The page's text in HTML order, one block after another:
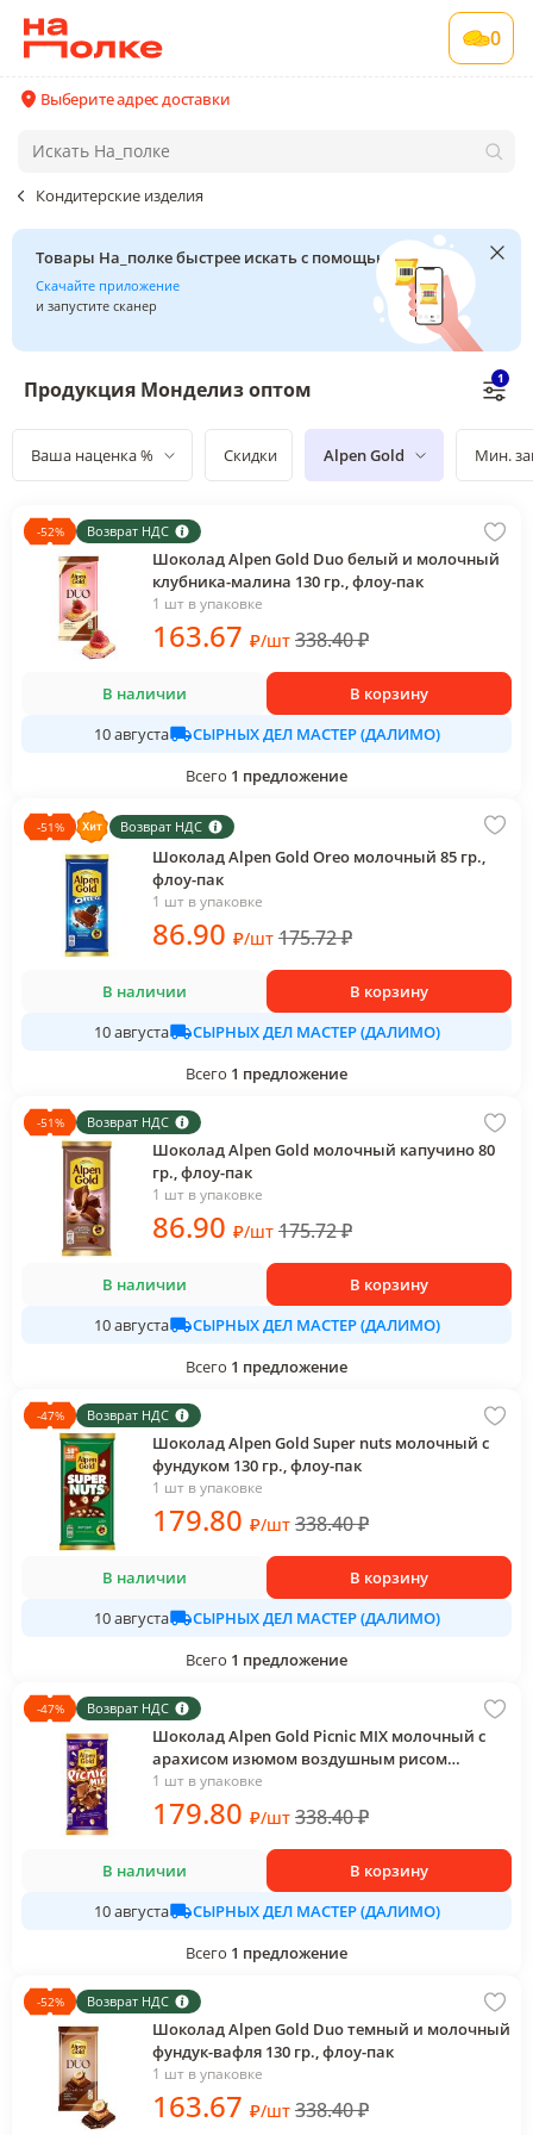
0
Выберите адрес доставки
Кондитерские изделия
Товары На_полке быстрее искать с помощью сканера
Скачайте приложение
и запустите сканер
Продукция Монделиз оптом 1
Ваша наценка % Скидки Alpen Gold Мин.
-52% Возврат НДС
Шоколад Alpen Gold Duo белый и молочный
клубника-малина 130 гр., флоу-пак
1 шт в упаковке
163.67 ₽/шт 338.40₽
В наличии
В корзину
10 августа
СЫРНЫХ ДЕЛ МАСТЕР (ДАЛИМО)
Всего 1 предложение
-51% Возврат НДС
Шоколад Alpen Gold Oreo молочный 85 гр.,
флоу-пак
1 шт в упаковке
86.90 ₽/шт 175.72₽
В наличии
В корзину
10 августа
СЫРНЫХ ДЕЛ МАСТЕР (ДАЛИМО)
Всего 1 предложение
-51% Возврат НДС
Шоколад Alpen Gold молочный капучино 80
гр., флоу-пак
1 шт в упаковке
86.90 ₽/шт 175.72₽
В наличии
В корзину
10 августа
СЫРНЫХ ДЕЛ МАСТЕР (ДАЛИМО)
Всего 1 предложение
-47% Возврат НДС
Шоколад Alpen Gold Super nuts молочный с
фундуком 130 гр., флоу-пак
1 шт в упаковке
179.80 ₽/шт 338.40₽
В наличии
В корзину
10 августа
СЫРНЫХ ДЕЛ МАСТЕР (ДАЛИМО)
Всего 1 предложение
-47% Возврат НДС
Шоколад Alpen Gold Picnic MIX молочный c
арахисом изюмом воздушным рисом
кусочками карамели и вафельной крошкой
130 гр., флоу-пак
1 шт в упаковке
179.80 ₽/шт 338.40₽
В наличии
В корзину
10 августа
СЫРНЫХ ДЕЛ МАСТЕР (ДАЛИМО)
Всего 1 предложение
-52% Возврат НДС
Шоколад Alpen Gold Duo темный и молочный
фундук-вафля 130 гр., флоу-пак
1 шт в упаковке
163.67 ₽/шт 338.40₽